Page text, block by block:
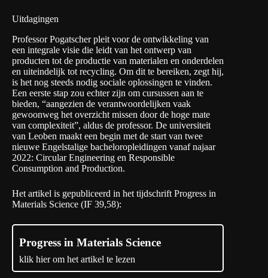
Uitdagingen
Professor Pogatscher pleit voor de ontwikkeling van
een integrale visie die leidt van het ontwerp van
producten tot de productie van materialen en onderdelen
en uiteindelijk tot recycling. Om dit te bereiken, zegt hij,
is het nog steeds nodig sociale oplossingen te vinden.
Een eerste stap zou echter zijn om cursussen aan te
bieden, “aangezien de verantwoordelijken vaak
gewoonweg het overzicht missen door de hoge mate
van complexiteit”, aldus de professor. De universiteit
van Leoben maakt een begin met de start van twee
nieuwe Engelstalige bacheloropleidingen vanaf najaar
2022: Circular Engineering en Responsible
Consumption and Production.
Het artikel is gepubliceerd in het tijdschrift Progress in
Materials Science (IF 39,58):
Progress in Materials Science
klik hier om het artikel te lezen